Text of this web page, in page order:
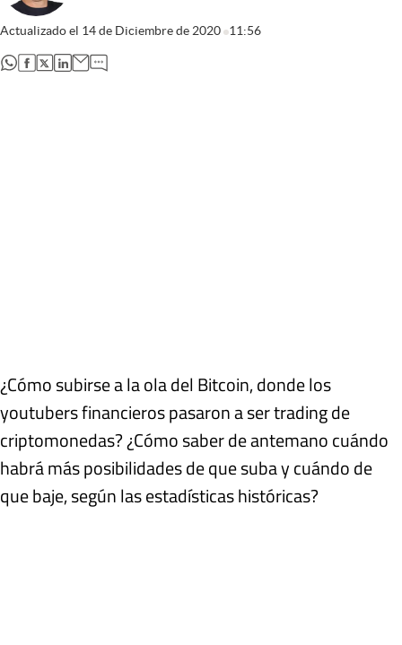
Actualizado el 14 de Diciembre de 2020 11:56
abre en nueva pestaña
abre en nueva pestaña
abre en nueva pestaña
abre en nueva pestaña
¿Cómo subirse a la ola del Bitcoin, donde los
youtubers financieros pasaron a ser trading de
criptomonedas? ¿Cómo saber de antemano cuándo
habrá más posibilidades de que suba y cuándo de
que baje, según las estadísticas históricas?